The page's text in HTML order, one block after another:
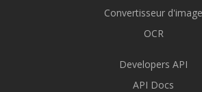
Convertisseur d'image
OCR
Developers API
API Docs